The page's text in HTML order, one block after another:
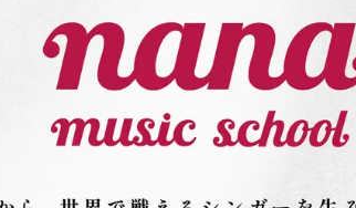
sounds/0669b9a8
#M伴奏